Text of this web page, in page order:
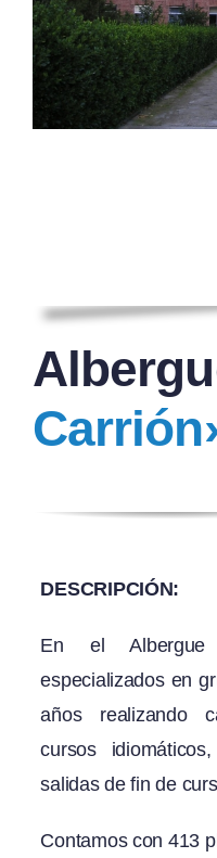
DESCRIPCIÓN:
En el Albergue
especializados en
años realizando
cursos
salidas de fin de
Contamos con 413